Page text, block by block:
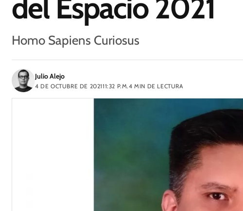
del Espacio 2021
Homo Sapiens Curiosus
Julio Alejo
4 DE OCTUBRE DE 202111:32 P.M.4 MIN DE LECTURA